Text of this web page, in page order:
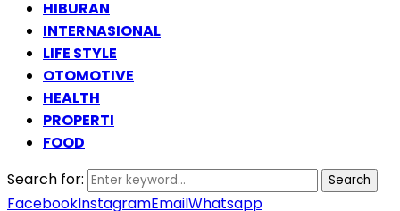
HIBURAN
INTERNASIONAL
LIFE STYLE
OTOMOTIVE
HEALTH
PROPERTI
FOOD
Search for:
Search
FacebookInstagramEmailWhatsapp